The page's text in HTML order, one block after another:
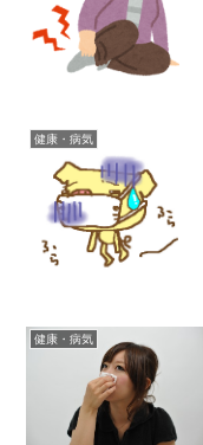
健康・病気
健康・病気